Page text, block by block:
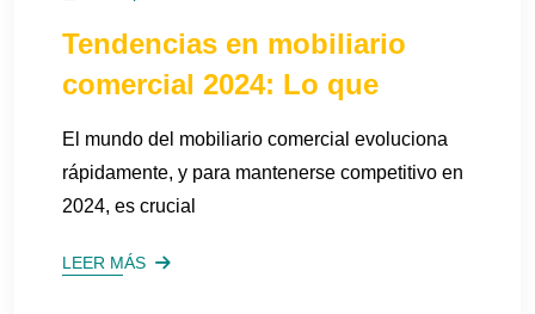
Tendencias en mobiliario
comercial 2024: Lo que
El mundo del mobiliario comercial evoluciona
rápidamente, y para mantenerse competitivo en
2024, es crucial
LEER MÁS